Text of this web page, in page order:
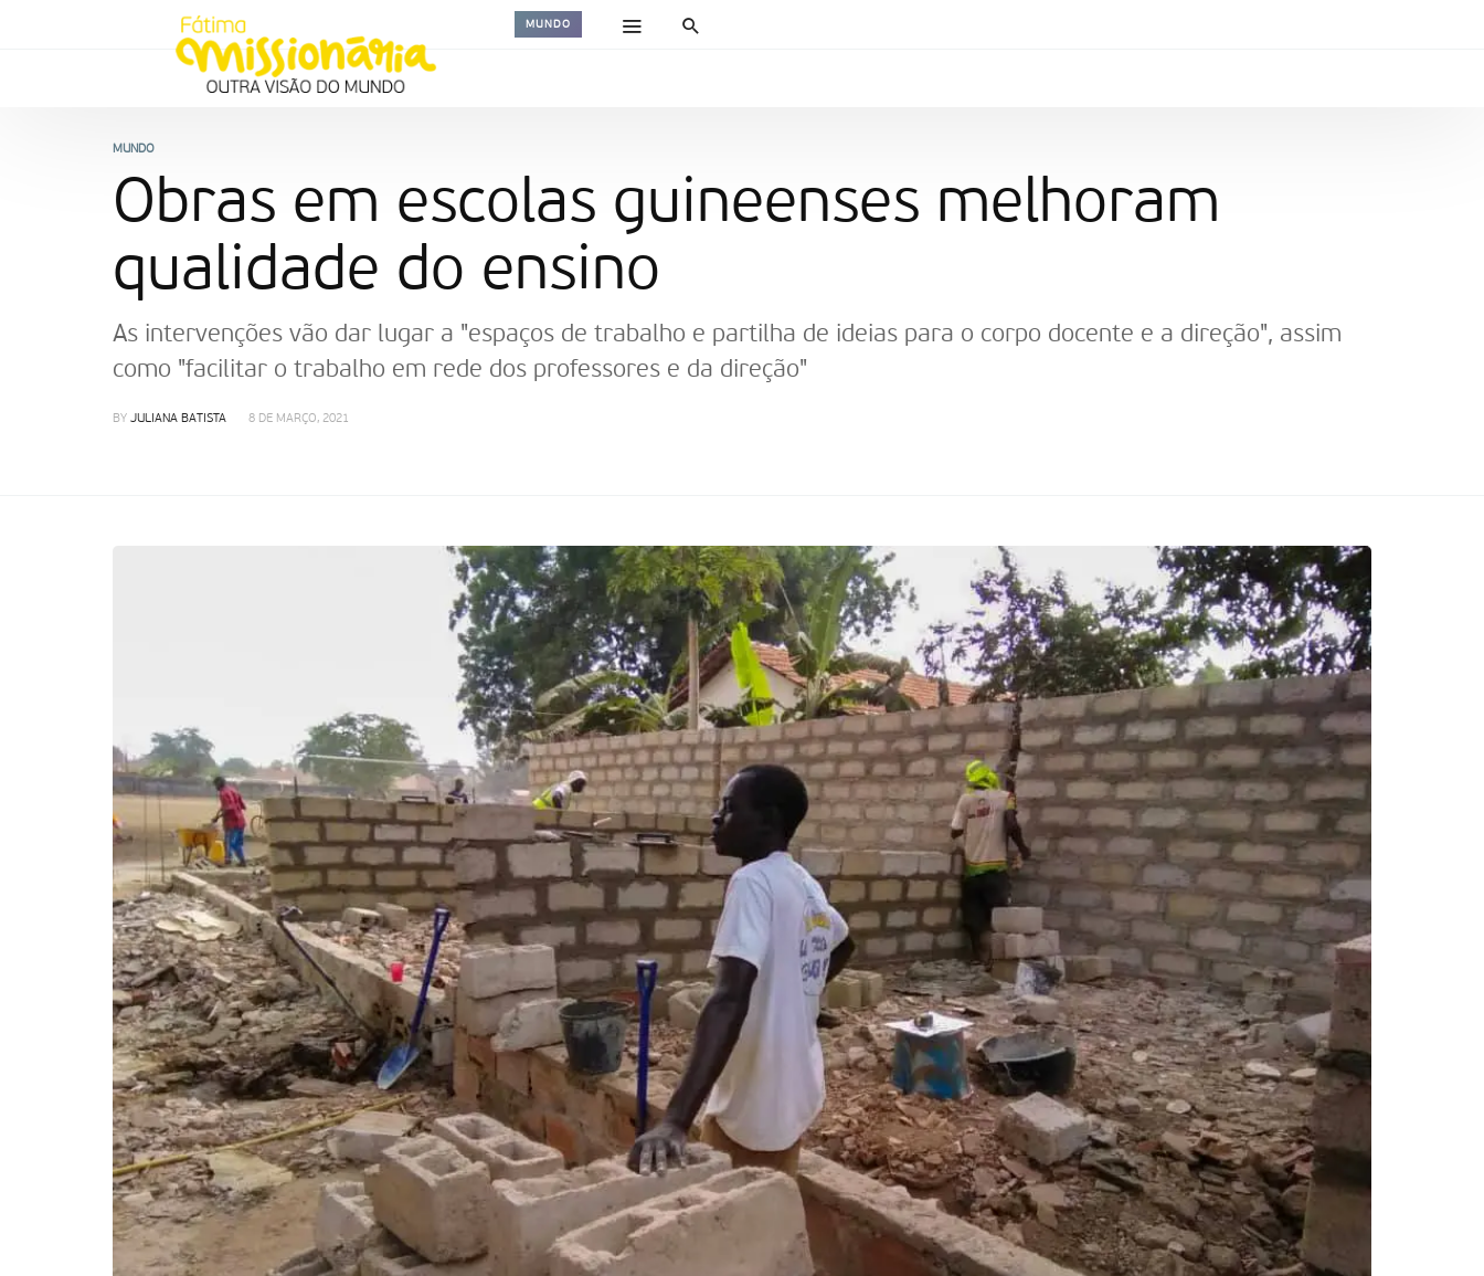
MUNDO
MUNDO
Obras em escolas guineenses melhoram
qualidade do ensino
As intervenções vão dar lugar a "espaços de trabalho e partilha de ideias para o corpo docente e a direção", assim
como "facilitar o trabalho em rede dos professores e da direção"
BY JULIANA BATISTA 8 DE MARÇO, 2021